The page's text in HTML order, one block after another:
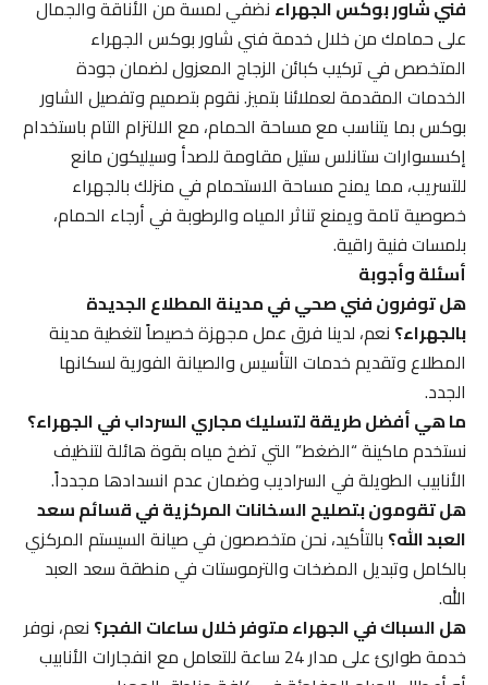
فني شاور بوكس الجهراءنضفي لمسة من الأناقة والجمال
على حمامك من خلال خدمة فني شاور بوكس الجهراء
المتخصص في تركيب كبائن الزجاج المعزول لضمان جودة
الخدمات المقدمة لعملائنا بتميز. نقوم بتصميم وتفصيل الشاور
بوكس بما يتناسب مع مساحة الحمام، مع الالتزام التام باستخدام
إكسسوارات ستانلس ستيل مقاومة للصدأ وسيليكون مانع
للتسريب، مما يمنح مساحة الاستحمام في منزلك بالجهراء
خصوصية تامة ويمنع تناثر المياه والرطوبة في أرجاء الحمام،
بلمسات فنية راقية.
أسئلة وأجوبة
هل توفرون فني صحي في مدينة المطلاع الجديدة
بالجهراء؟نعم، لدينا فرق عمل مجهزة خصيصاً لتغطية مدينة
المطلاع وتقديم خدمات التأسيس والصيانة الفورية لسكانها
الجدد.
ما هي أفضل طريقة لتسليك مجاري السرداب في الجهراء؟
نستخدم ماكينة “الضغط” التي تضخ مياه بقوة هائلة لتنظيف
الأنابيب الطويلة في السراديب وضمان عدم انسدادها مجدداً.
هل تقومون بتصليح السخانات المركزية في قسائم سعد
العبد الله؟بالتأكيد، نحن متخصصون في صيانة السيستم المركزي
بالكامل وتبديل المضخات والترموستات في منطقة سعد العبد
الله.
هل السباك في الجهراء متوفر خلال ساعات الفجر؟نعم، نوفر
خدمة طوارئ على مدار 24 ساعة للتعامل مع انفجارات الأنابيب